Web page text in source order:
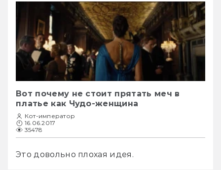
Вот почему не стоит прятать меч в
платье как Чудо-женщина
Кот-император
16.06.2017
35478
Это довольно плохая идея.